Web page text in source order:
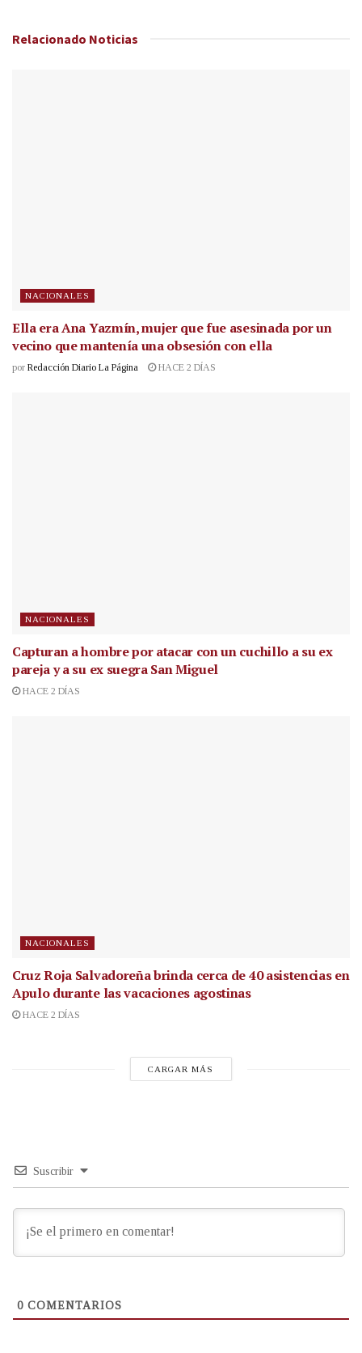
Relacionado Noticias
NACIONALES
Ella era Ana Yazmín, mujer que fue asesinada por un
vecino que mantenía una obsesión con ella
por Redacción Diario La Página HACE 2 DÍAS
NACIONALES
Capturan a hombre por atacar con un cuchillo a su ex
pareja y a su ex suegra San Miguel
HACE 2 DÍAS
NACIONALES
Cruz Roja Salvadoreña brinda cerca de 40 asistencias en
Apulo durante las vacaciones agostinas
HACE 2 DÍAS
CARGAR MÁS
Suscribir
0 COMENTARIOS